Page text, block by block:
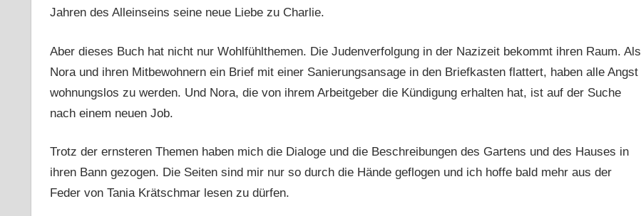
Jahren des Alleinseins seine neue Liebe zu Charlie.
Aber dieses Buch hat nicht nur Wohlfühlthemen. Die Judenverfolgung in der Nazizeit bekommt ihren Raum. Als
Nora und ihren Mitbewohnern ein Brief mit einer Sanierungsansage in den Briefkasten flattert, haben alle Angst
wohnungslos zu werden. Und Nora, die von ihrem Arbeitgeber die Kündigung erhalten hat, ist auf der Suche
nach einem neuen Job.
Trotz der ernsteren Themen haben mich die Dialoge und die Beschreibungen des Gartens und des Hauses in
ihren Bann gezogen. Die Seiten sind mir nur so durch die Hände geflogen und ich hoffe bald mehr aus der
Feder von Tania Krätschmar lesen zu dürfen.